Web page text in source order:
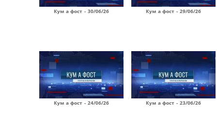
Кум а фост - 30/06/26 Кум а фост - 29/06/26
Кум а фост - 24/06/26 Кум а фост - 23/06/26